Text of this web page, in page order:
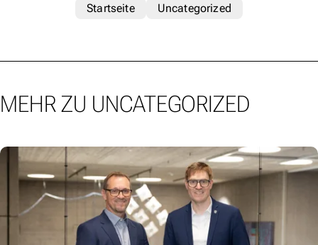
Startseite
Uncategorized
MEHR ZU UNCATEGORIZED